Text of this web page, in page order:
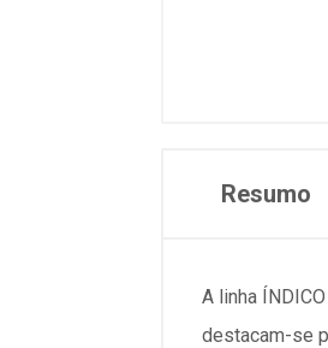
Resumo
A linha
destacam-se